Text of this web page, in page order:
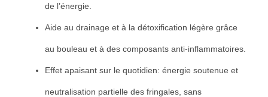
de l’énergie.
Aide au drainage et à la détoxification légère grâce
au bouleau et à des composants anti-inflammatoires.
Effet apaisant sur le quotidien: énergie soutenue et
neutralisation partielle des fringales, sans